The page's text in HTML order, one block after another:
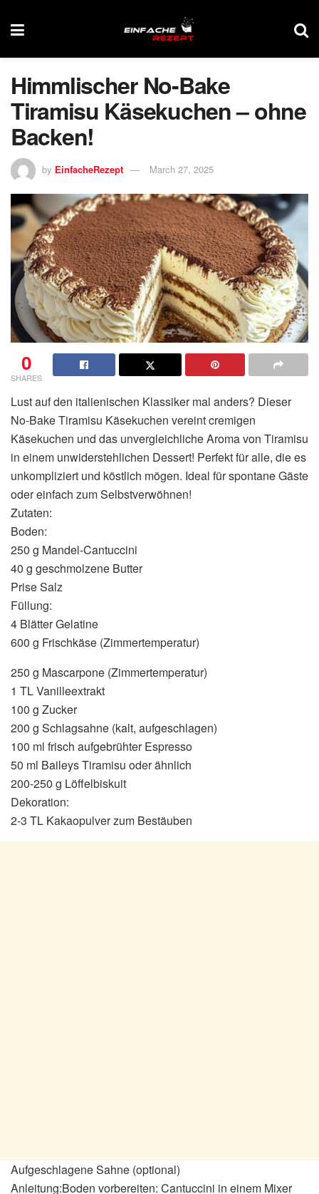
Himmlischer No-Bake
Tiramisu Käsekuchen – ohne
Backen!
by EinfacheRezept March 27, 2025
0
SHARES
Lust auf den italienischen Klassiker mal anders? Dieser
No-Bake Tiramisu Käsekuchen vereint cremigen
Käsekuchen und das unvergleichliche Aroma von Tiramisu
in einem unwiderstehlichen Dessert! Perfekt für alle, die es
unkompliziert und köstlich mögen. Ideal für spontane Gäste
oder einfach zum Selbstverwöhnen!
Zutaten:
Boden:
250 g Mandel-Cantuccini
40 g geschmolzene Butter
Prise Salz
Füllung:
4 Blätter Gelatine
600 g Frischkäse (Zimmertemperatur)
250 g Mascarpone (Zimmertemperatur)
1 TL Vanilleextrakt
100 g Zucker
200 g Schlagsahne (kalt, aufgeschlagen)
100 ml frisch aufgebrühter Espresso
50 ml Baileys Tiramisu oder ähnlich
200-250 g Löffelbiskuit
Dekoration:
2-3 TL Kakaopulver zum Bestäuben
Aufgeschlagene Sahne (optional)
Anleitung:Boden vorbereiten: Cantuccini in einem Mixer